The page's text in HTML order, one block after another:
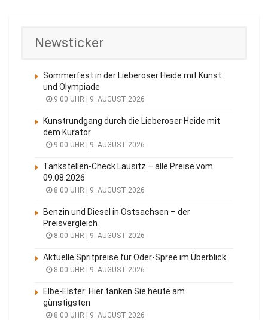
Newsticker
Sommerfest in der Lieberoser Heide mit Kunst
und Olympiade
9:00 UHR | 9. AUGUST 2026
Kunstrundgang durch die Lieberoser Heide mit
dem Kurator
9:00 UHR | 9. AUGUST 2026
Tankstellen-Check Lausitz – alle Preise vom
09.08.2026
8:00 UHR | 9. AUGUST 2026
Benzin und Diesel in Ostsachsen – der
Preisvergleich
8:00 UHR | 9. AUGUST 2026
Aktuelle Spritpreise für Oder-Spree im Überblick
8:00 UHR | 9. AUGUST 2026
Elbe-Elster: Hier tanken Sie heute am
günstigsten
8:00 UHR | 9. AUGUST 2026